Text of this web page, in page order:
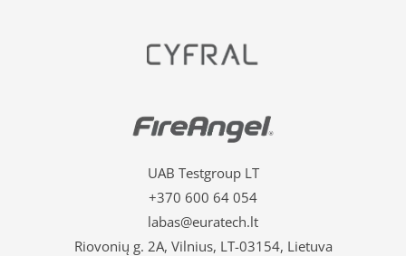
UAB Testgroup LT
+370 600 64 054
labas@euratech.lt
Riovonių g. 2A, Vilnius, LT-03154, Lietuva